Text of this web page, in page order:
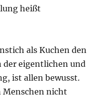
heißt
als Kuchen den
der eigentlichen und
ist allen bewusst.
Menschen nicht